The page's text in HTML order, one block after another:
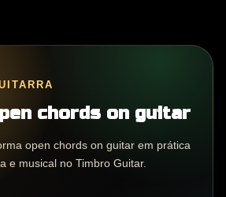
chords on guitar
open chords on guitar em prática
e musical no Timbro Guitar.